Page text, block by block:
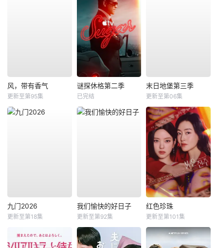
风，带有香气
更新至第95集
谜探休格第二季
已完结
末日地堡第三季
更新至第06集
九门2026
更新至第18集
我们愉快的好日子
更新至第92集
红色珍珠
更新至第101集